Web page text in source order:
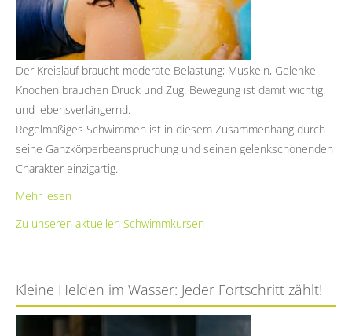
Der Kreislauf braucht moderate Belastung; Muskeln, Gelenke,
Knochen brauchen Druck und Zug. Bewegung ist damit wichtig
und lebensverlängernd.
Regelmäßiges Schwimmen ist in diesem Zusammenhang durch
seine Ganzkörperbeanspruchung und seinen gelenkschonenden
Charakter einzigartig.
Mehr lesen
Zu unseren aktuellen Schwimmkursen
Kleine Helden im Wasser: Jeder Fortschritt zählt!